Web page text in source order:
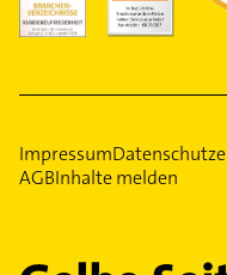
Impressum
AGBInhalte melden